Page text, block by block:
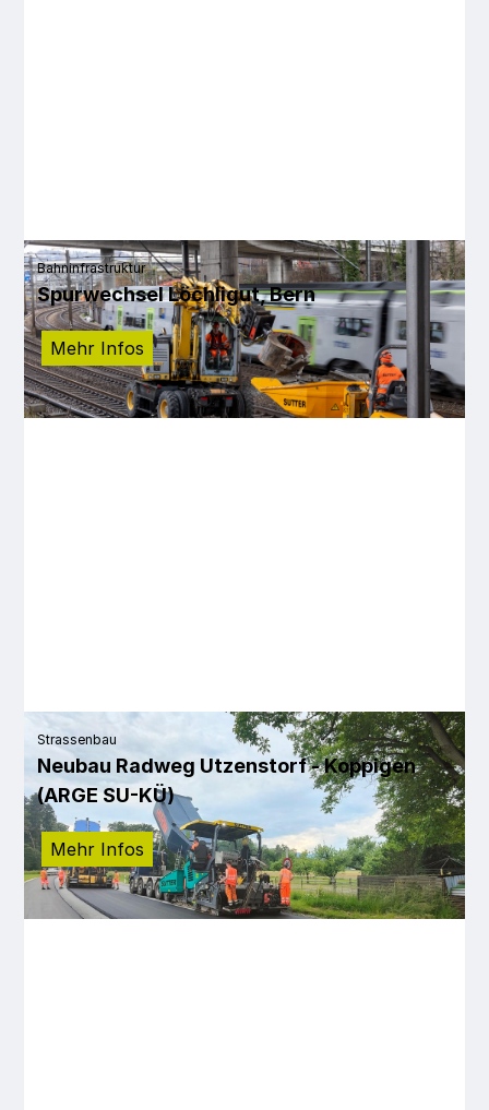
Bahninfrastruktur
Spurwechsel Löchligut, Bern
Mehr Infos
Strassenbau
Neubau Radweg Utzenstorf - Koppigen
(ARGE SU-KÜ)
Mehr Infos